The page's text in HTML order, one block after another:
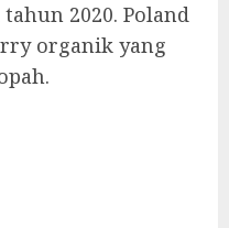
2020. Poland
organik yang